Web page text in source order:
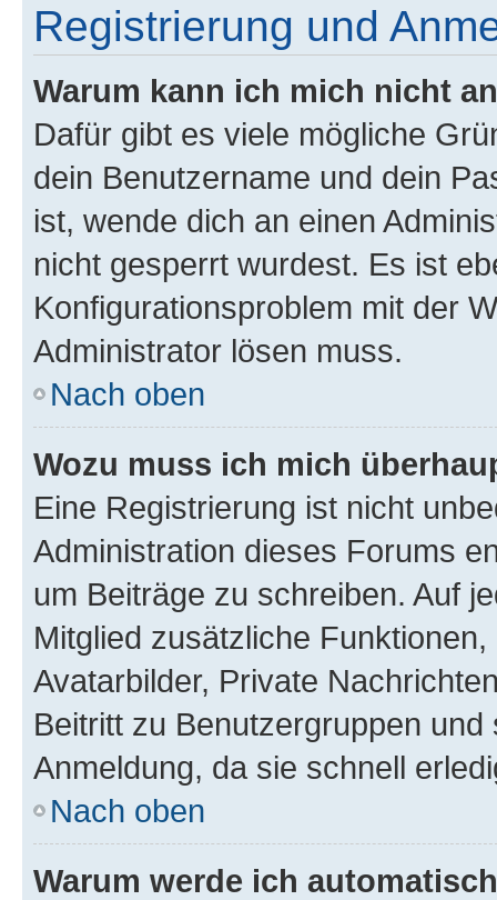
Registrierung und
Warum kann ich mich nicht
Dafür gibt es viele mögliche
dein Benutzername und dein
ist, wende dich an einen
nicht gesperrt wurdest. Es ist
Konfigurationsproblem mit der
Administrator lösen muss.
Nach oben
Wozu muss ich mich
Eine Registrierung ist nicht
Administration dieses Forums
um Beiträge zu schreiben. Auf
Mitglied zusätzliche
Avatarbilder, Private
Beitritt zu Benutzergruppen
Anmeldung, da sie schnell
Nach oben
Warum werde ich